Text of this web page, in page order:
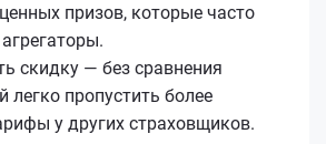
призов, которые часто
скидку — без сравнения
легко пропустить более
у других страховщиков.